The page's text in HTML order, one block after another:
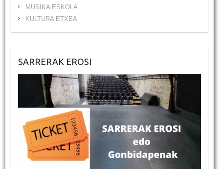
MUSIKA ESKOLA
KULTURA ETXEA
SARRERAK EROSI